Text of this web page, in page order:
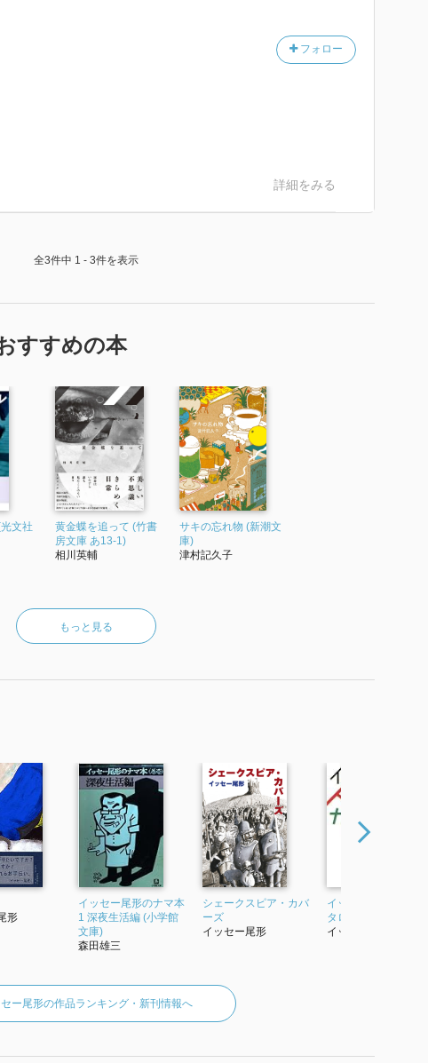
フォロー
詳細をみる
全3件中 1 - 3件を表示
すすめの本
文社
黄金蝶を追って (竹書
房文庫 あ13-1)
相川英輔
サキの忘れ物 (新潮文
庫)
津村記久子
もっと見る
形
イッセー尾形のナマ本
1 深夜生活編 (小学館
文庫)
森田雄三
シェークスピア・カバ
ーズ
イッセー尾形
イッセー尾形の人生カ
タログ (朝日文庫)
イッセー尾形
ー尾形の作品ランキング・新刊情報へ